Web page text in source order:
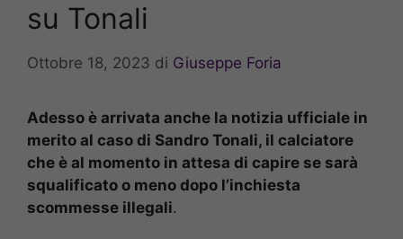
su Tonali
Ottobre 18, 2023 di Giuseppe Foria
Adesso è arrivata anche la notizia ufficiale in
merito al caso di Sandro Tonali, il calciatore
che è al momento in attesa di capire se sarà
squalificato o meno dopo l’inchiesta
scommesse illegali.